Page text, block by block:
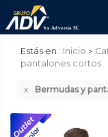
Estás en : Inicio
pantalones cortos
Bermudas y